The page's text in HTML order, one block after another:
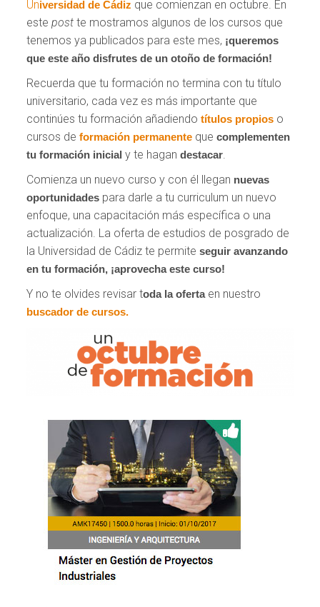
Universidad de Cádiz que comienzan en octubre. En
estepost te mostramos algunos de los cursos que
tenemos ya publicados para este mes, ¡queremos
que este año disfrutes de un otoño de formación!
Recuerda que tu formación no termina con tu título
universitario, cada vez es más importante que
continúes tu formación añadiendo títulos propios o
cursos deformación permanente quecomplementen
tu formación inicial y te hagandestacar
Comienza un nuevo curso y con él llegan nuevas
oportunidades para darle a tu curriculum un nuevo
enfoque, una capacitación más específica o una
actualización. La oferta de estudios de posgrado de
la Universidad de Cádiz te permiteseguir avanzando
en tu formación, ¡aprovecha este curso!
Y no te olvides revisar toda la ofertaen nuestro
buscador de cursos.